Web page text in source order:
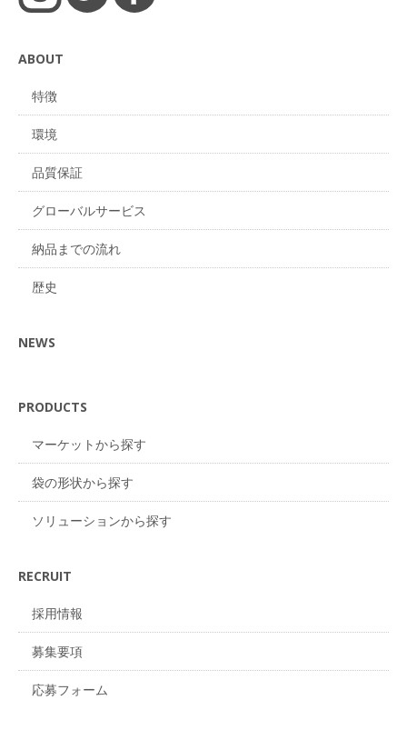
ABOUT
特徴
環境
品質保証
グローバルサービス
納品までの流れ
歴史
NEWS
PRODUCTS
マーケットから探す
袋の形状から探す
ソリューションから探す
RECRUIT
採用情報
募集要項
応募フォーム